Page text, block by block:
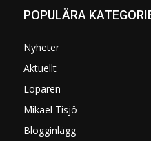
POPULÄRA
Nyheter
Aktuellt
Löparen
Mikael Tisjö
Blogginlägg